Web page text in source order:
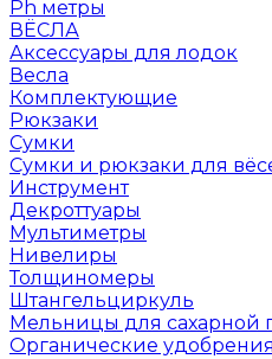
Ph метры
ВЁСЛА
Аксессуары для лодок
Весла
Комплектующие
Рюкзаки
Сумки
Сумки и рюкзаки для
Инструмент
Декроттуары
Мультиметры
Нивелиры
Толщиномеры
Штангельциркуль
Мельницы для сахарной
Органические удобрения